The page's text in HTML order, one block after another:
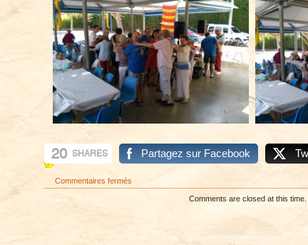
20 SHARES Partagez sur Facebook
Commentaires fermés
Comments are closed at this time.